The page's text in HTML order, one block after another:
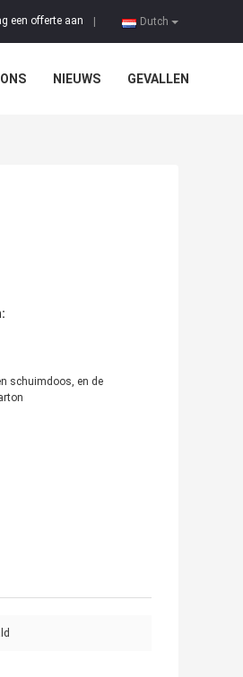
Dutch
een offerte aan
NIEUWS GEVALLEN
schuimdoos, en de